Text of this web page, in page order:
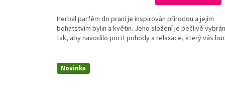
Herbal parfém do praní je inspirován přírodou a jejím
bohatstvím bylin a květin. Jeho složení je pečlivě
tak, aby navodilo pocit pohody a relaxace, který vás
Novinka